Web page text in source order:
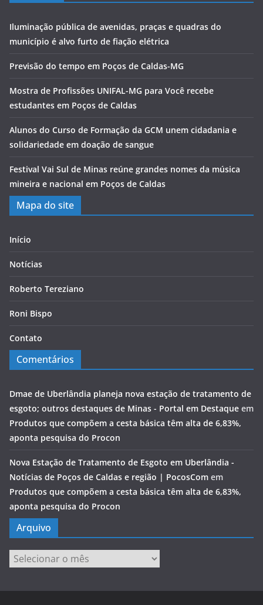
Iluminação pública de avenidas, praças e quadras do
município é alvo furto de fiação elétrica
Previsão do tempo em Poços de Caldas-MG
Mostra de Profissões UNIFAL-MG para Você recebe
estudantes em Poços de Caldas
Alunos do Curso de Formação da GCM unem cidadania e
solidariedade em doação de sangue
Festival Vai Sul de Minas reúne grandes nomes da música
mineira e nacional em Poços de Caldas
Mapa do site
Início
Notícias
Roberto Tereziano
Roni Bispo
Contato
Comentários
Dmae de Uberlândia planeja nova estação de tratamento de
esgoto; outros destaques de Minas - Portal em Destaque em
Produtos que compõem a cesta básica têm alta de 6,83%,
aponta pesquisa do Procon
Nova Estação de Tratamento de Esgoto em Uberlândia -
Notícias de Poços de Caldas e região | PocosCom em
Produtos que compõem a cesta básica têm alta de 6,83%,
aponta pesquisa do Procon
Arquivo
Arquivo